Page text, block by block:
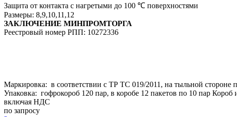
Защита от контакта с нагретыми до 100 ℃ поверхностями
Размеры: 8,9,10,11,12
ЗАКЛЮЧЕНИЕ МИНПРОМТОРГА
Реестровый номер РПП: 10272336
Маркировка: в соответствии с ТР ТС 019/2011, на тыльной стороне
Упаковка: гофрокороб 120 пар, в коробе 12 пакетов по 10 пар Короб
включая НДС
по запросу